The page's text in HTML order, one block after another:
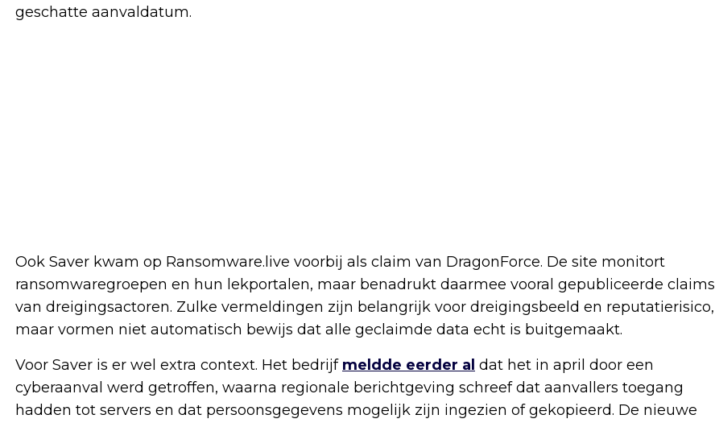
geschatte aanvaldatum.
Ook Saver kwam op Ransomware.live voorbij als claim van DragonForce. De site monitort
ransomwaregroepen en hun lekportalen, maar benadrukt daarmee vooral gepubliceerde claims
van dreigingsactoren. Zulke vermeldingen zijn belangrijk voor dreigingsbeeld en reputatierisico,
maar vormen niet automatisch bewijs dat alle geclaimde data echt is buitgemaakt.
Voor Saver is er wel extra context. Het bedrijf meldde eerder al dat het in april door een
cyberaanval werd getroffen, waarna regionale berichtgeving schreef dat aanvallers toegang
hadden tot servers en dat persoonsgegevens mogelijk zijn ingezien of gekopieerd. De nieuwe